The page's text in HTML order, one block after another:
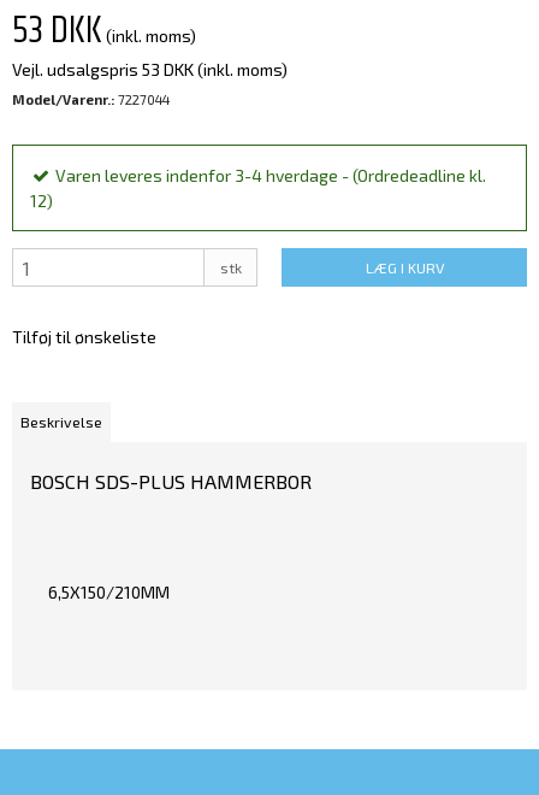
53 DKK (inkl. moms)
Vejl. udsalgspris 53 DKK(inkl. moms)
Model/Varenr.: 7227044
Varen leveres indenfor 3-4 hverdage - (Ordredeadline kl.
12)
stk LÆG I KURV
Tilføj til ønskeliste
Beskrivelse
BOSCH SDS-PLUS HAMMERBOR
6,5X150/210MM